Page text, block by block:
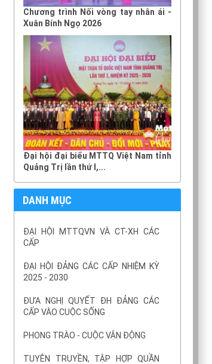
Chương trình Nối vòng tay nhân ái -
Xuân Bính Ngọ 2026
Đại hội đại biểu MTTQ Việt Nam tỉnh
Quảng Trị lần thứ I,...
DANH MỤC
ĐẠI HỘI MTTQVN VÀ CT-XH CÁC
CẤP
ĐẠI HỘI ĐẢNG CÁC CẤP NHIỆM KỲ
2025 - 2030
ĐƯA NGHỊ QUYẾT ĐH ĐẢNG CÁC
CẤP VÀO CUỘC SỐNG
PHONG TRÀO - CUỘC VẬN ĐỘNG
TUYÊN TRUYỀN, TẬP HỢP QUẦN